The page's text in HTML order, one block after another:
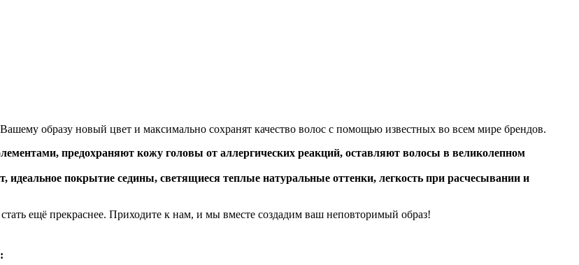
образу новый цвет и максимально сохранят качество волос с помощью известных во всем мире брендов.
предохраняют кожу головы от аллергических реакций, оставляют волосы в великолепном
покрытие седины, светящиеся теплые натуральные оттенки, легкость при расчесывании и
ещё прекраснее. Приходите к нам, и мы вместе создадим ваш неповторимый образ!